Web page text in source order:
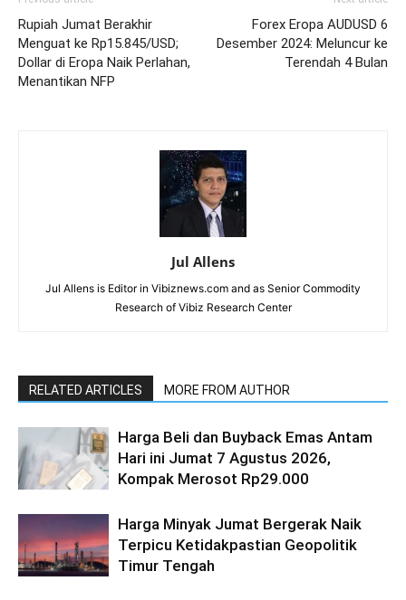
Rupiah Jumat Berakhir
Menguat ke Rp15.845/USD;
Dollar di Eropa Naik Perlahan,
Menantikan NFP
Forex Eropa AUDUSD 6
Desember 2024: Meluncur ke
Terendah 4 Bulan
Jul Allens
Jul Allens is Editor in Vibiznews.com and as Senior Commodity
Research of Vibiz Research Center
RELATED ARTICLES MORE FROM AUTHOR
Harga Beli dan Buyback Emas Antam
Hari ini Jumat 7 Agustus 2026,
Kompak Merosot Rp29.000
Harga Minyak Jumat Bergerak Naik
Terpicu Ketidakpastian Geopolitik
Timur Tengah